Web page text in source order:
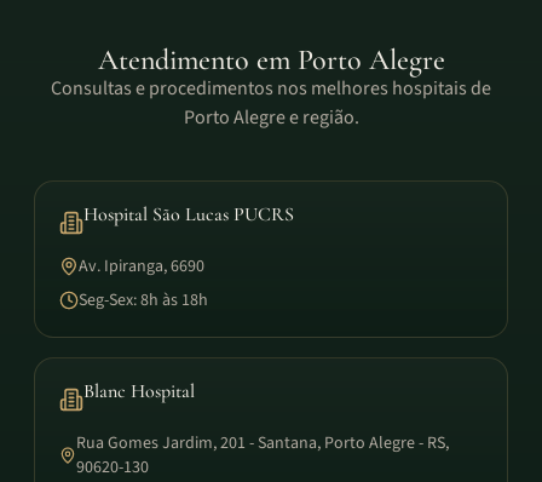
Atendimento em Porto Alegre
Consultas e procedimentos nos melhores hospitais de
Porto Alegre e região.
Hospital São Lucas PUCRS
Av. Ipiranga, 6690
Seg-Sex: 8h às 18h
Blanc Hospital
Rua Gomes Jardim, 201 - Santana, Porto Alegre - RS,
90620-130